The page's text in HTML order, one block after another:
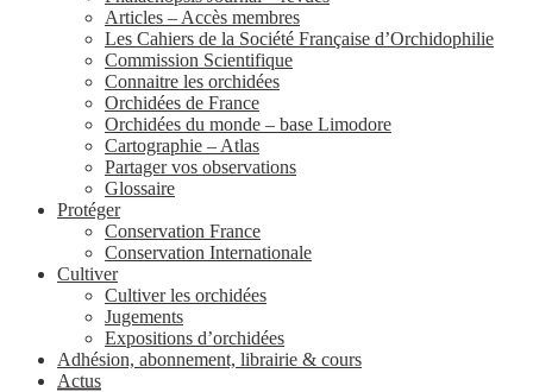
Articles – Accès membres
Les Cahiers de la Société Française d’Orchidophilie
Commission Scientifique
Connaitre les orchidées
Orchidées de France
Orchidées du monde – base Limodore
Cartographie – Atlas
Partager vos observations
Glossaire
Protéger
Conservation France
Conservation Internationale
Cultiver
Cultiver les orchidées
Jugements
Expositions d’orchidées
Adhésion, abonnement, librairie & cours
Actus